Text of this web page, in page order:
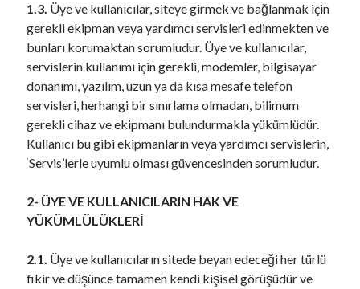
1.3. Üye ve kullanıcılar, siteye girmek ve bağlanmak için
gerekli ekipman veya yardımcı servisleri edinmekten ve
bunları korumaktan sorumludur. Üye ve kullanıcılar,
servislerin kullanımı için gerekli, modemler, bilgisayar
donanımı, yazılım, uzun ya da kısa mesafe telefon
servisleri, herhangi bir sınırlama olmadan, bilimum
gerekli cihaz ve ekipmanı bulundurmakla yükümlüdür.
Kullanıcı bu gibi ekipmanların veya yardımcı servislerin,
‘Servis’lerle uyumlu olması güvencesinden sorumludur.
2- ÜYE VE KULLANICILARIN HAK VE
YÜKÜMLÜLÜKLERİ
2.1. Üye ve kullanıcıların sitede beyan edeceği her türlü
fikir ve düşünce tamamen kendi kişisel görüşüdür ve